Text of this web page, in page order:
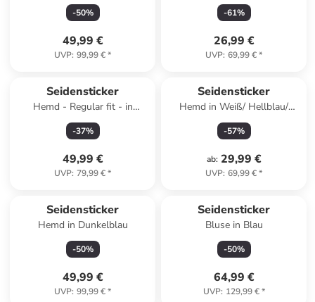
-50%
49,99 €
UVP: 99,99 €*
-61%
26,99 €
UVP: 69,99 €*
Seidensticker
Hemd - Regular fit - in
Schwarz
-37%
49,99 €
UVP: 79,99 €*
Seidensticker
Hemd in Weiß/ Hellblau/
Schwarz
-57%
ab: 29,99 €
UVP: 69,99 €*
Seidensticker
Hemd in Dunkelblau
-50%
49,99 €
UVP: 99,99 €*
Seidensticker
Bluse in Blau
-50%
64,99 €
UVP: 129,99 €*